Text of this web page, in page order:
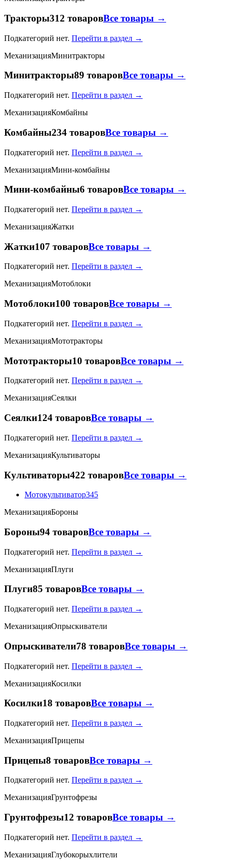
Тракторы312 товаровВсе товары →
Подкатегорий нет. Перейти в раздел →
МеханизацияМинитракторы
Минитракторы89 товаровВсе товары →
Подкатегорий нет. Перейти в раздел →
МеханизацияКомбайны
Комбайны234 товаровВсе товары →
Подкатегорий нет. Перейти в раздел →
МеханизацияМини-комбайны
Мини-комбайны6 товаровВсе товары →
Подкатегорий нет. Перейти в раздел →
МеханизацияЖатки
Жатки107 товаровВсе товары →
Подкатегорий нет. Перейти в раздел →
МеханизацияМотоблоки
Мотоблоки100 товаровВсе товары →
Подкатегорий нет. Перейти в раздел →
МеханизацияМототракторы
Мототракторы10 товаровВсе товары →
Подкатегорий нет. Перейти в раздел →
МеханизацияСеялки
Сеялки124 товаровВсе товары →
Подкатегорий нет. Перейти в раздел →
МеханизацияКультиваторы
Культиваторы422 товаровВсе товары →
Мотокультиватор345
МеханизацияБороны
Бороны94 товаровВсе товары →
Подкатегорий нет. Перейти в раздел →
МеханизацияПлуги
Плуги85 товаровВсе товары →
Подкатегорий нет. Перейти в раздел →
МеханизацияОпрыскиватели
Опрыскиватели78 товаровВсе товары →
Подкатегорий нет. Перейти в раздел →
МеханизацияКосилки
Косилки18 товаровВсе товары →
Подкатегорий нет. Перейти в раздел →
МеханизацияПрицепы
Прицепы8 товаровВсе товары →
Подкатегорий нет. Перейти в раздел →
МеханизацияГрунтофрезы
Грунтофрезы12 товаровВсе товары →
Подкатегорий нет. Перейти в раздел →
МеханизацияГлубокорыхлители